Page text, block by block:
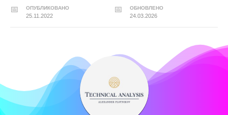
ОПУБЛИКОВАНО
25.11.2022
ОБНОВЛЕНО
24.03.2026